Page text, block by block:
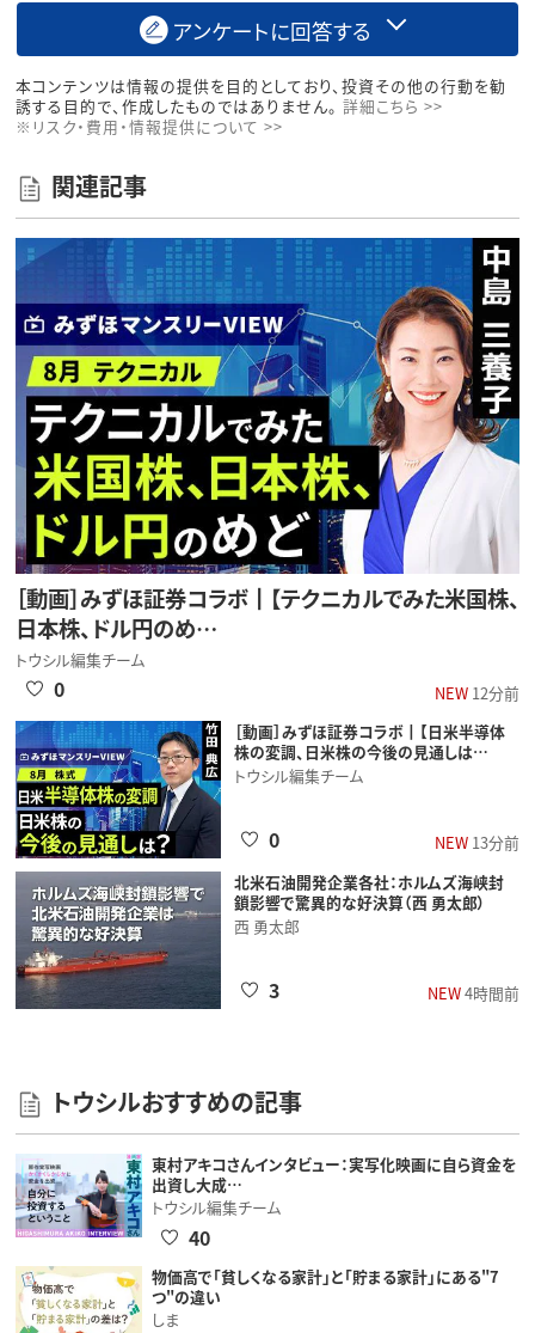
アンケートに回答する
本コンテンツは情報の提供を目的としており、投資その他の行動を勧
誘する目的で、作成したものではありません。 詳細こちら >>
※リスク・費用・情報提供について >>
関連記事
［動画］みずほ証券コラボ┃【テクニカルでみた米国株、
日本株、ドル円のめ…
トウシル編集チーム
NEW12分前
0
［動画］みずほ証券コラボ┃【日米半導体
株の変調、日米株の今後の見通しは…
トウシル編集チーム
NEW13分前
0
北米石油開発企業各社：ホルムズ海峡封
鎖影響で驚異的な好決算（西 勇太郎）
西 勇太郎
NEW4時間前
3
トウシルおすすめの記事
東村アキコさんインタビュー：実写化映画に自ら資金を
出資し大成…
トウシル編集チーム
40
物価高で「貧しくなる家計」と「貯まる家計」にある"7
つ"の違い
しま